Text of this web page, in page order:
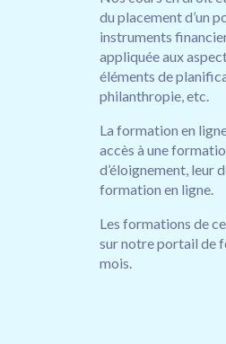
du placement d’un
instruments
appliquée aux
éléments de
philanthropie, etc.
La formation en
accès à une
d’éloignement, leur
formation en ligne.
Les formations de
sur notre portail de
mois.